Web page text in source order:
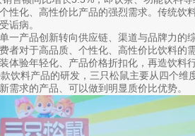
性化、高性价比产品的强烈需求。传统饮
诟病。
一产品创新转向供应链、渠道与品牌力的
者对于高品质、个性化、高性价比饮料的
验年轻化、产品价格折扣化，再造饮料行
饮料产品的研发，三只松鼠主要从四个维
需求的产品、可以做到明显质价比优势。